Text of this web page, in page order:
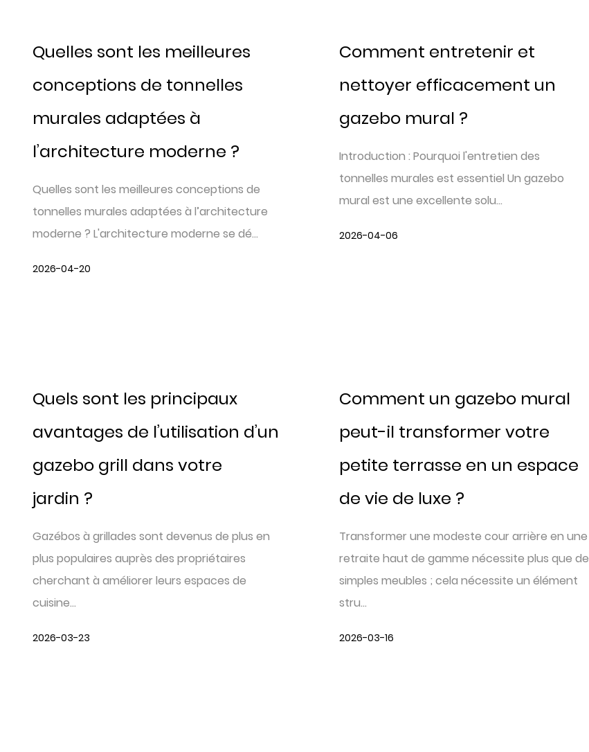
Quelles sont les meilleures
conceptions de tonnelles
murales adaptées à
l’architecture moderne ?
Quelles sont les meilleures conceptions de
tonnelles murales adaptées à l’architecture
moderne ? L'architecture moderne se dé...
2026-04-20
Comment entretenir et
nettoyer efficacement un
gazebo mural ?
Introduction : Pourquoi l'entretien des
tonnelles murales est essentiel Un gazebo
mural est une excellente solu...
2026-04-06
Quels sont les principaux
avantages de l’utilisation d’un
gazebo grill dans votre
jardin ?
Gazébos à grillades sont devenus de plus en
plus populaires auprès des propriétaires
cherchant à améliorer leurs espaces de
cuisine...
2026-03-23
Comment un gazebo mural
peut-il transformer votre
petite terrasse en un espace
de vie de luxe ?
Transformer une modeste cour arrière en une
retraite haut de gamme nécessite plus que de
simples meubles ; cela nécessite un élément
stru...
2026-03-16